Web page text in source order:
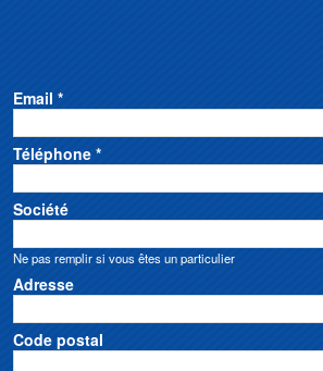
Email *
Téléphone *
Société
Ne pas remplir si vous êtes un particulier
Adresse
Code postal